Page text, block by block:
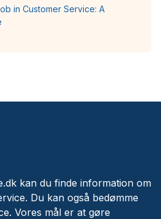
in Customer Service: A
kan du finde information om
Du kan også bedømme
Vores mål er at gøre